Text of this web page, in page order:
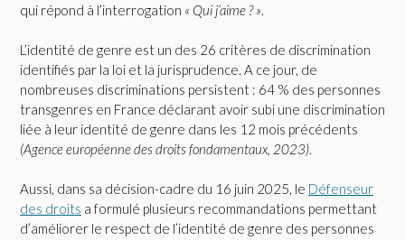
qui répond à l’interrogation « Qui j’aime ? ».
L’identité de genre est un des 26 critères de discrimination
identifiés par la loi et la jurisprudence. A ce jour, de
nombreuses discriminations persistent : 64 % des personnes
transgenres en France déclarant avoir subi une discrimination
liée à leur identité de genre dans les 12 mois précédents
(Agence européenne des droits fondamentaux, 2023).
Aussi, dans sa décision-cadre du 16 juin 2025, le Défenseur
des droits a formulé plusieurs recommandations permettant
d’améliorer le respect de l’identité de genre des personnes